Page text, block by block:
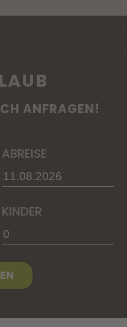
ANFRAGEN!
ABREISE
KINDER